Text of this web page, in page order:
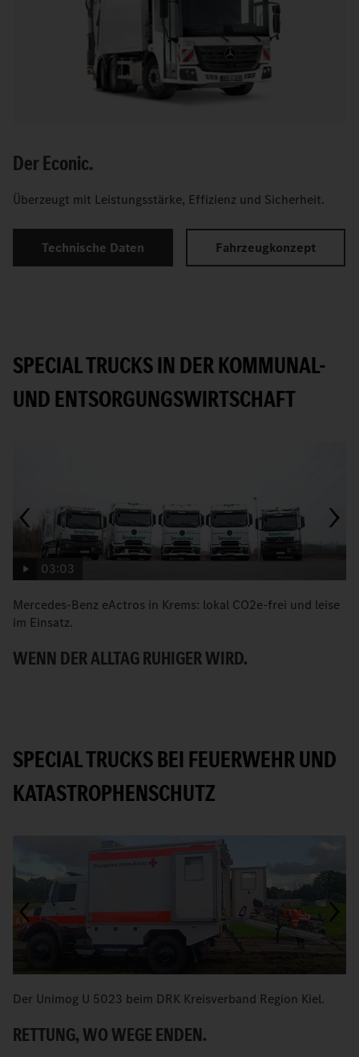
Der Econic.
Überzeugt mit Leistungsstärke, Effizienz und Sicherheit.
Technische Daten Fahrzeugkonzept
SPECIAL TRUCKS IN DER KOMMUNAL-
UND ENTSORGUNGSWIRTSCHAFT
03:03
Mercedes-Benz eActros in Krems: lokal CO2e-frei und leise
im Einsatz.
WENN DER ALLTAG RUHIGER WIRD.
SPECIAL TRUCKS BEI FEUERWEHR UND
KATASTROPHENSCHUTZ
Der Unimog U 5023 beim DRK Kreisverband Region Kiel.
RETTUNG, WO WEGE ENDEN.